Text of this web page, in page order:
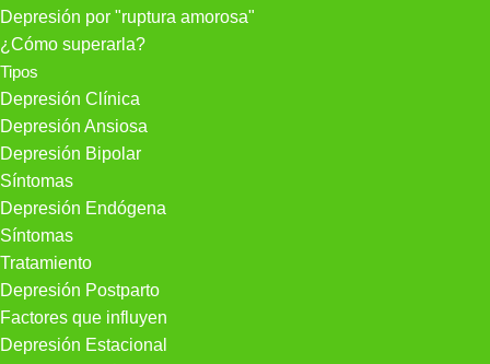
Depresión por "ruptura amorosa"
¿Cómo superarla?
Tipos
Depresión Clínica
Depresión Ansiosa
Depresión Bipolar
Síntomas
Depresión Endógena
Síntomas
Tratamiento
Depresión Postparto
Factores que influyen
Depresión Estacional